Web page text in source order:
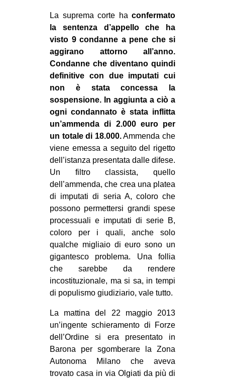
GENERI
MIGRAZIONI
PRECARIATO
REPRESSIONE
CULTURE
ARTE
CINEMA
MANIFESTI
MUSICA
RECENSIONI
INTERNAZIONALE
AFRICA
AMERICHE
ESTREMO ORIENTE
EUROPA
MONDO
EVENTI
in
La suprema corte ha confermato
la sentenza d’appello che ha
visto 9 condanne a pene che si
aggirano attorno all’anno.
Condanne che diventano quindi
definitive con due imputati cui
non è stata concessa la
sospensione. In aggiunta a ciò a
ogni condannato è stata inflitta
un’ammenda di 2.000 euro per
un totale di 18.000.Ammenda che
viene emessa a seguito del rigetto
dell’istanza presentata dalle difese.
Un filtro classista, quello
dell’ammenda, che crea una platea
di imputati di seria A, coloro che
possono permettersi grandi spese
processuali e imputati di serie B,
coloro per i quali, anche solo
qualche migliaio di euro sono un
gigantesco problema. Una follia
che sarebbe da rendere
incostituzionale, ma si sa, in tempi
di populismo giudiziario, vale tutto.
La mattina del 22 maggio 2013
un’ingente schieramento di Forze
dell’Ordine si era presentato in
Barona per sgomberare la Zona
Autonoma Milano che aveva
trovato casa in via Olgiati da più di